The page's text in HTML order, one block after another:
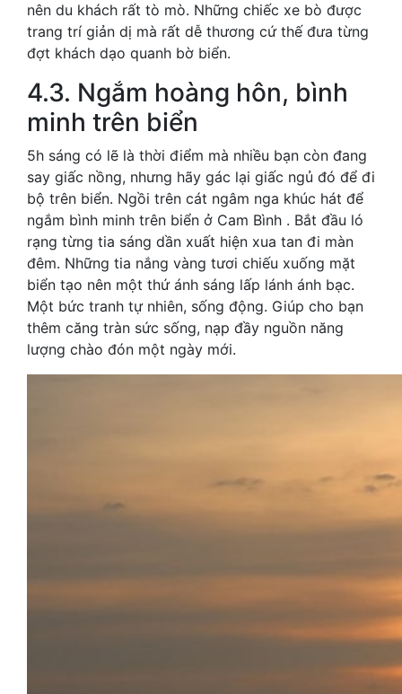
nên du khách rất tò mò. Những chiếc xe bò được
trang trí giản dị mà rất dễ thương cứ thế đưa từng
đợt khách dạo quanh bờ biển.
4.3. Ngắm hoàng hôn, bình
minh trên biển
5h sáng có lẽ là thời điểm mà nhiều bạn còn đang
say giấc nồng, nhưng hãy gác lại giấc ngủ đó để đi
bộ trên biển. Ngồi trên cát ngâm nga khúc hát để
ngắm bình minh trên biển ở Cam Bình . Bắt đầu ló
rạng từng tia sáng dần xuất hiện xua tan đi màn
đêm. Những tia nắng vàng tươi chiếu xuống mặt
biển tạo nên một thứ ánh sáng lấp lánh ánh bạc.
Một bức tranh tự nhiên, sống động. Giúp cho bạn
thêm căng tràn sức sống, nạp đầy nguồn năng
lượng chào đón một ngày mới.